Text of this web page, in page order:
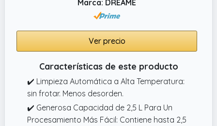
para minimizar las molestias y garantizar un
Marca: DREAME
Ver precio
Características de este producto
✔️ Limpieza Automática a Alta Temperatura:
sin frotar. Menos desorden.
✔️ Generosa Capacidad de 2,5 L Para Un
Procesamiento Más Fácil: Contiene hasta 2,5